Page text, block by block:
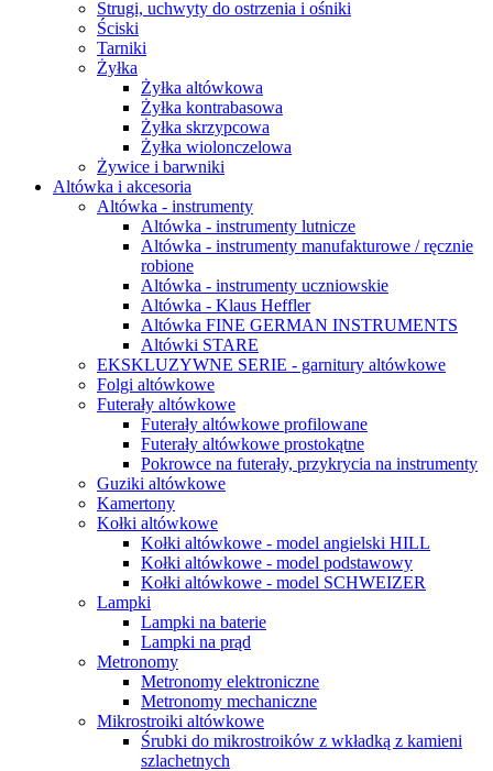
Strugi, uchwyty do ostrzenia i ośniki
Ściski
Tarniki
Żyłka
Żyłka altówkowa
Żyłka kontrabasowa
Żyłka skrzypcowa
Żyłka wiolonczelowa
Żywice i barwniki
Altówka i akcesoria
Altówka - instrumenty
Altówka - instrumenty lutnicze
Altówka - instrumenty manufakturowe / ręcznie
robione
Altówka - instrumenty uczniowskie
Altówka - Klaus Heffler
Altówka FINE GERMAN INSTRUMENTS
Altówki STARE
EKSKLUZYWNE SERIE - garnitury altówkowe
Folgi altówkowe
Futerały altówkowe
Futerały altówkowe profilowane
Futerały altówkowe prostokątne
Pokrowce na futerały, przykrycia na instrumenty
Guziki altówkowe
Kamertony
Kołki altówkowe
Kołki altówkowe - model angielski HILL
Kołki altówkowe - model podstawowy
Kołki altówkowe - model SCHWEIZER
Lampki
Lampki na baterie
Lampki na prąd
Metronomy
Metronomy elektroniczne
Metronomy mechaniczne
Mikrostroiki altówkowe
Śrubki do mikrostroików z wkładką z kamieni
szlachetnych